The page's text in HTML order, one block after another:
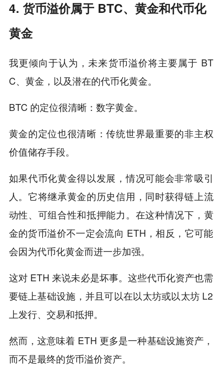
4. 货币溢价属于 BTC、黄金和代币化
黄金
我更倾向于认为，未来货币溢价将主要属于 BT
C、黄金，以及潜在的代币化黄金。
BTC 的定位很清晰：数字黄金。
黄金的定位也很清晰：传统世界最重要的非主权
价值储存手段。
如果代币化黄金得以发展，情况可能会非常吸引
人。它将继承黄金的历史信用，同时获得链上流
动性、可组合性和抵押能力。在这种情况下，黄
金的货币溢价不一定会流向 ETH，相反，它可能
会因为代币化黄金而进一步加强。
这对 ETH 来说未必是坏事。这些代币化资产也需
要链上基础设施，并且可以在以太坊或以太坊 L2
上发行、交易和抵押。
然而，这意味着 ETH 更多是一种基础设施资产，
而不是最终的货币溢价资产。